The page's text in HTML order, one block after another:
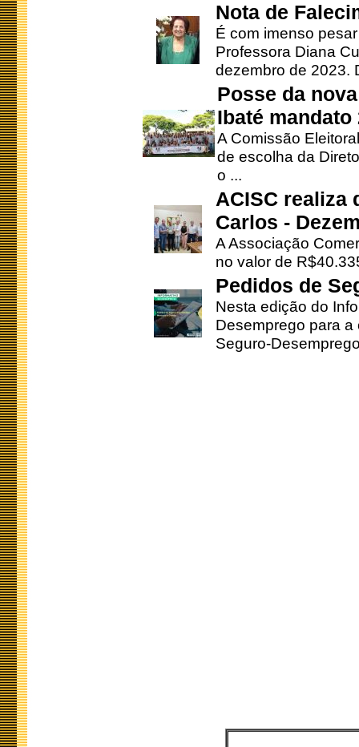
Nota de
É com imenso
Professora Diana
dezembro de 2023.
Posse da
Ibaté mandato
A Comissão
de escolha da
o ...
ACISC realiza
Carlos -
A Associação
no valor de
Pedidos de
Nesta edição do
Desemprego para
Seguro-